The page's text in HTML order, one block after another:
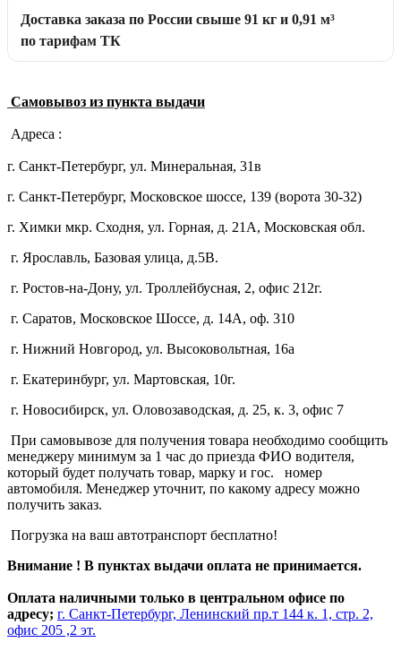
Доставка заказа по России свыше 91 кг и 0,91 м³
по тарифам ТК
Самовывоз из пункта выдачи
Адреса :
г. Санкт-Петербург, ул. Минеральная, 31в
г. Санкт-Петербург, Московское шоссе, 139 (ворота 30-32)
г. Химки мкр. Сходня, ул. Горная, д. 21А, Московская обл.
г. Ярославль, Базовая улица, д.5В.
г. Ростов-на-Дону, ул. Троллейбусная, 2, офис 212г.
г. Саратов, Московское Шоссе, д. 14А, оф. 310
г. Нижний Новгород, ул. Высоковольтная, 16а
г. Екатеринбург, ул. Мартовская, 10г.
г. Новосибирск, ул. Оловозаводская, д. 25, к. 3, офис 7
При самовывозе для получения товара необходимо сообщить
менеджеру минимум за 1 час до приезда ФИО водителя,
который будет получать товар, марку и гос. номер
автомобиля. Менеджер уточнит, по какому адресу можно
получить заказ.
Погрузка на ваш автотранспорт бесплатно!
Внимание ! В пунктах выдачи оплата не принимается.
Оплата наличными только в центральном офисе по
адресу; г. Санкт-Петербург, Ленинский пр.т 144 к. 1, стр. 2,
офис 205 ,2 эт.